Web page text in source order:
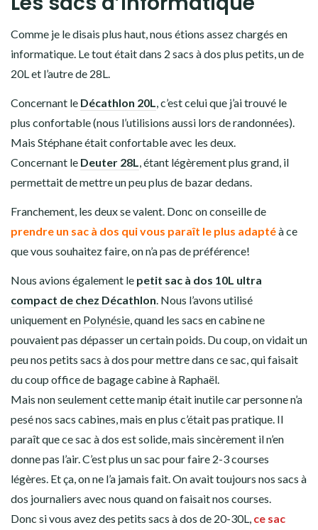
Comme je le disais plus haut, nous étions assez chargés en
informatique. Le tout était dans 2 sacs à dos plus petits, un de
20L et l’autre de 28L.
Concernant le Décathlon 20L
, c’est celui que j’ai trouvé le
plus confortable (nous l’utilisions aussi lors de randonnées).
Mais Stéphane était confortable avec les deux.
Concernant le Deuter 28L
, étant légèrement plus grand, il
permettait de mettre un peu plus de bazar dedans.
Franchement, les deux se valent. Donc on conseille de
prendre un sac à dos qui vous paraît le plus adaptéà ce
que vous souhaitez faire, on n’a pas de préférence!
Nous avions également le petit sac à dos 10L ultra
compact de chez Décathlon . Nous l’avons utilisé
uniquement en Polynésie , quand les sacs en cabine ne
pouvaient pas dépasser un certain poids. Du coup, on vidait un
peu nos petits sacs à dos pour mettre dans ce sac, qui faisait
du coup office de bagage cabine à Raphaël.
Mais non seulement cette manip était inutile car personne n’a
pesé nos sacs cabines, mais en plus c’était pas pratique. Il
paraît que ce sac à dos est solide, mais sincèrement il n’en
donne pas l’air. C’est plus un sac pour faire 2-3 courses
légères. Et ça, on ne l’a jamais fait. On avait toujours nos sacs à
dos journaliers avec nous quand on faisait nos courses.
Donc si vous avez des petits sacs à dos de 20-30L, ce sac